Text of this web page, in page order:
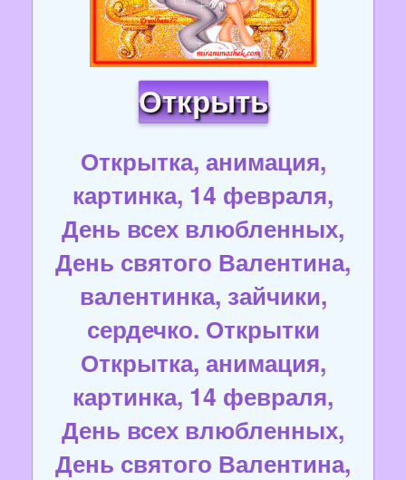
Открыть
Открытка, анимация,
картинка, 14 февраля,
День всех влюбленных,
День святого Валентина,
валентинка, зайчики,
сердечко. Открытки
Открытка, анимация,
картинка, 14 февраля,
День всех влюбленных,
День святого Валентина,